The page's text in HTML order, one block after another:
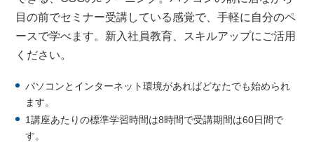
目の前でセミナー受講している感覚で、手軽に自分のペ
ースで学べます。新入社員教育、スキルアップにご活用
ください。
パソコンとインターネット環境があればどなたでも始められ
ます。
1講座あたりの標準学習時間は8時間で受講期間は60日間で
す。